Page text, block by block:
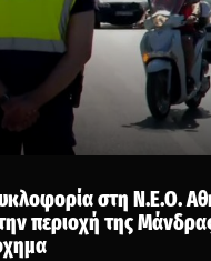
στη Ν.Ε.Ο.
περιοχή της